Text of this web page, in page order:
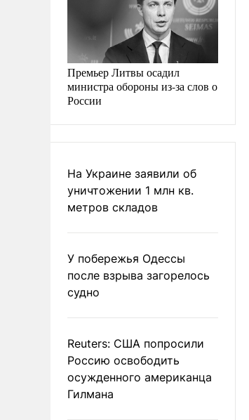
Премьер Литвы осадил
министра обороны из-за слов о
России
На Украине заявили об
уничтожении 1 млн кв.
метров складов
У побережья Одессы
после взрыва загорелось
судно
Reuters: США попросили
Россию освободить
осужденного американца
Гилмана